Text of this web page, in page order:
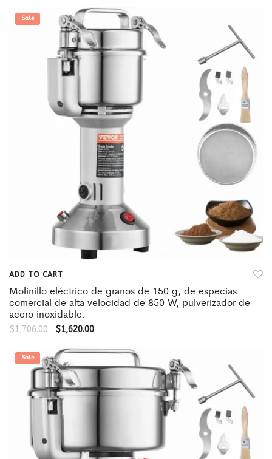
Sale
ADD TO CART
Molinillo eléctrico de granos de 150 g, de especias
comercial de alta velocidad de 850 W, pulverizador de
acero inoxidable.
$1,706.00 $1,620.00
Sale